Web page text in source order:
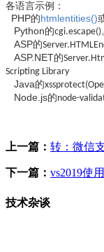
各语言示例：
PHP的htmlentities()
Python的cgi.escape()
ASP的
ASP.NET的
Scripting Library
Java的
Node.js的node-
上一篇： 转：微信
下一篇： vs2019使
技术杂谈